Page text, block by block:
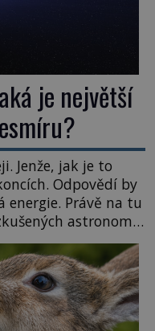
je největší
Jenže, jak je to
Odpovědí by
Právě na tu
astronomů.
kometu!
a Gary Bernstein
snímky v rámci